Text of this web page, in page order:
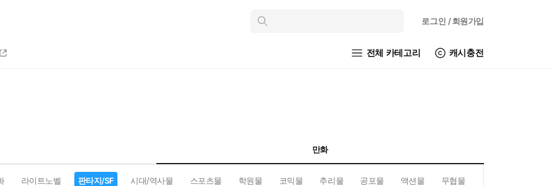
인
로그인 / 회원가입
전체 카테고리 캐시충전
만화
라이트노벨 판타지/SF 시대/역사물 스포츠물 학원물 코믹물 추리물 공포물 액션물 무협물